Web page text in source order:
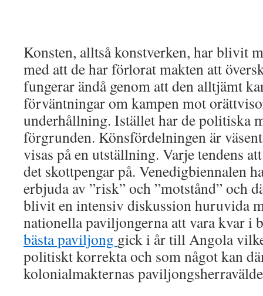
Konsten, alltså konstverken, har blivit
med att de har förlorat makten att
fungerar ändå genom att den alltjämt
förväntningar om kampen mot
underhållning. Istället har de politiska
förgrunden. Könsfördelningen är
visas på en utställning. Varje tendens
det skottpengar på. Venedigbiennalen
erbjuda av ”risk” och ”motstånd” och
blivit en intensiv diskussion huruvida
nationella paviljongerna att vara kvar i
bästa paviljong gick i år till Angola
politiskt korrekta och som något kan
kolonialmakternas